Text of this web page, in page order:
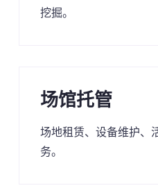
挖掘。
场馆托管
场地租赁、设备维护、
务。